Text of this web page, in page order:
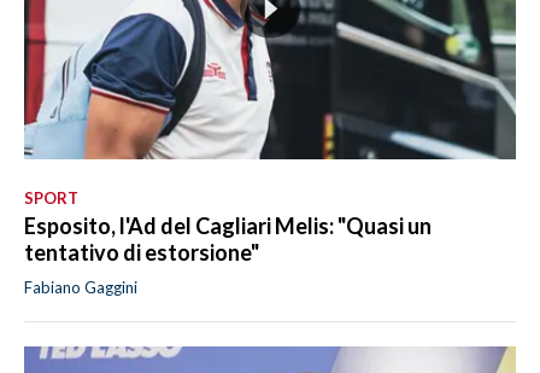
SPORT
Esposito, l'Ad del Cagliari Melis: "Quasi un
tentativo di estorsione"
Fabiano Gaggini